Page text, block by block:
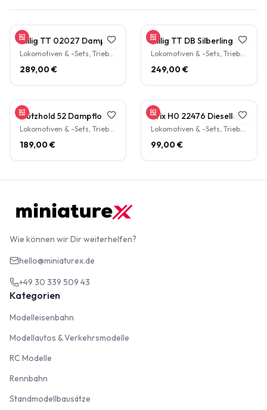
Tillig TT 02027 Dampflokomotive BR 38.10 der DB Epoche III Personenzuglok Schlepptender rarität
Lokomotiven & -Sets, Triebwagen
289,00 €
Tillig TT DB Silberling Nahverkehrs-Zugset 4-teilig Steuerwagen Hasenkasten Köln HBF Epoche IV rarität
Lokomotiven & -Sets, Triebwagen
249,00 €
Gützhold 52 Dampflokomotive 32 700 DB Tender Epoche III DC NEM H0 1:87
Lokomotiven & -Sets, Triebwagen
189,00 €
Trix H0 22476 Diesellokomotive BR V160 003 DB NEM Epoche IV H0 1:87
Lokomotiven & -Sets, Triebwagen
99,00 €
Wie können wir Dir weiterhelfen?
hello@miniaturex.de
+49 30 339 509 43
Kategorien
Modelleisenbahn
Modellautos & Verkehrsmodelle
RC Modelle
Rennbahn
Standmodellbausätze